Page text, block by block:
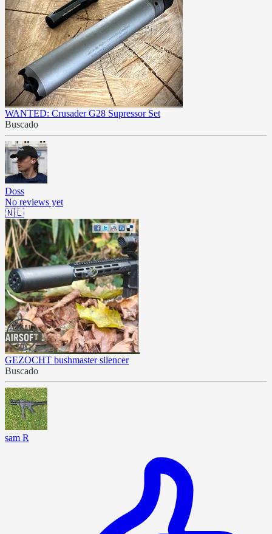
WANTED: Crusader G28 Supressor Set
Buscado
Doss
No reviews yet
🇳🇱
GEZOCHT bushmaster silencer
Buscado
sam R